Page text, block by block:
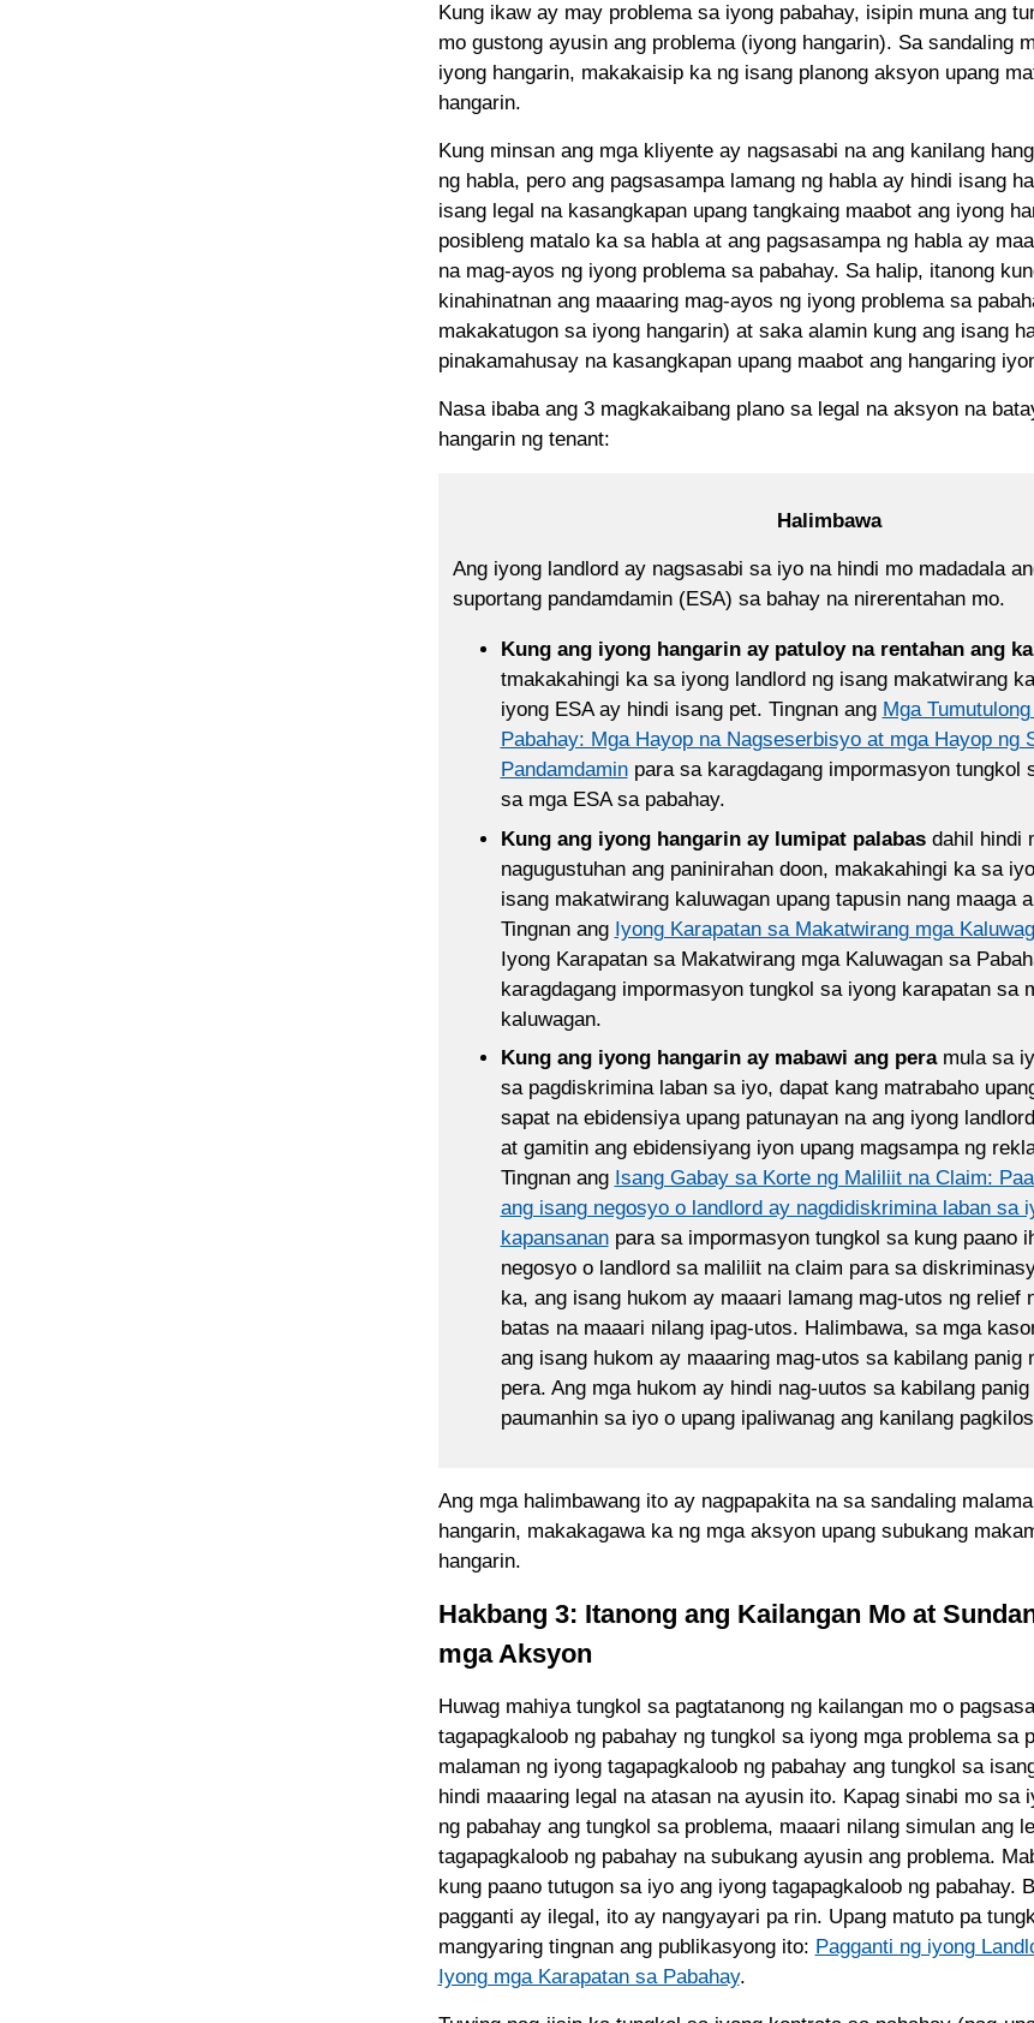
Kung ikaw ay may problema sa iyong pabahay, isipin muna ang
mo gustong ayusin ang problema (iyong hangarin). Sa sandaling
iyong hangarin, makakaisip ka ng isang planong aksyon upang
hangarin.
Kung minsan ang mga kliyente ay nagsasabi na ang kanilang
ng habla, pero ang pagsasampa lamang ng habla ay hindi isang
isang legal na kasangkapan upang tangkaing maabot ang iyong
posibleng matalo ka sa habla at ang pagsasampa ng habla ay
na mag-ayos ng iyong problema sa pabahay. Sa halip, itanong
kinahinatnan ang maaaring mag-ayos ng iyong problema sa
makakatugon sa iyong hangarin) at saka alamin kung ang isang
pinakamahusay na kasangkapan upang maabot ang hangaring
Nasa ibaba ang 3 magkakaibang plano sa legal na aksyon na
hangarin ng tenant:
Halimbawa
Ang iyong landlord ay nagsasabi sa iyo na hindi mo madadala
suportang pandamdamin (ESA) sa bahay na nirerentahan mo.
Kung ang iyong hangarin ay patuloy na rentahan ang
tmakakahingi ka sa iyong landlord ng isang makatwirang
iyong ESA ay hindi isang pet. Tingnan ang Mga
Pabahay: Mga Hayop na Nagseserbisyo at mga Hayop ng
Pandamdaminpara sa karagdagang impormasyon tungkol
sa mga ESA sa pabahay.
Kung ang iyong hangarin ay lumipat palabasdahil hindi
nagugustuhan ang paninirahan doon, makakahingi ka sa
isang makatwirang kaluwagan upang tapusin nang maaga
Tingnan ang Iyong Karapatan sa Makatwirang mga
Iyong Karapatan sa Makatwirang mga Kaluwagan sa
karagdagang impormasyon tungkol sa iyong karapatan sa
kaluwagan.
Kung ang iyong hangarin ay mabawi ang peramula sa
sa pagdiskrimina laban sa iyo, dapat kang matrabaho
sapat na ebidensiya upang patunayan na ang iyong
at gamitin ang ebidensiyang iyon upang magsampa ng
Tingnan ang Isang Gabay sa Korte ng Maliliit na Claim:
ang isang negosyo o landlord ay nagdidiskrimina laban sa
kapansananpara sa impormasyon tungkol sa kung paano
negosyo o landlord sa maliliit na claim para sa
ka, ang isang hukom ay maaari lamang mag-utos ng relief
batas na maaari nilang ipag-utos. Halimbawa, sa mga
ang isang hukom ay maaaring mag-utos sa kabilang panig
pera. Ang mga hukom ay hindi nag-uutos sa kabilang
paumanhin sa iyo o upang ipaliwanag ang kanilang
Ang mga halimbawang ito ay nagpapakita na sa sandaling
hangarin, makakagawa ka ng mga aksyon upang subukang
hangarin.
Hakbang 3: Itanong ang Kailangan Mo at
mga Aksyon
Huwag mahiya tungkol sa pagtatanong ng kailangan mo o
tagapagkaloob ng pabahay ng tungkol sa iyong mga problema sa
malaman ng iyong tagapagkaloob ng pabahay ang tungkol sa
hindi maaaring legal na atasan na ayusin ito. Kapag sinabi mo sa
ng pabahay ang tungkol sa problema, maaari nilang simulan ang
tagapagkaloob ng pabahay na subukang ayusin ang problema.
kung paano tutugon sa iyo ang iyong tagapagkaloob ng pabahay.
pagganti ay ilegal, ito ay nangyayari pa rin. Upang matuto pa
mangyaring tingnan ang publikasyong ito: Pagganti ng iyong
Iyong mga Karapatan sa Pabahay.